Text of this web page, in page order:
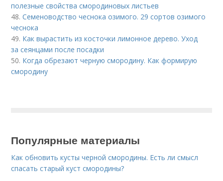
полезные свойства смородиновых листьев
48.Семеноводство чеснока озимого. 29 сортов озимого
чеснока
49. Как вырастить из косточки лимонное дерево. Уход
за сеянцами после посадки
50. Когда обрезают черную смородину. Как формирую
смородину
Популярные материалы
Как обновить кусты черной смородины. Есть ли смысл
спасать старый куст смородины?